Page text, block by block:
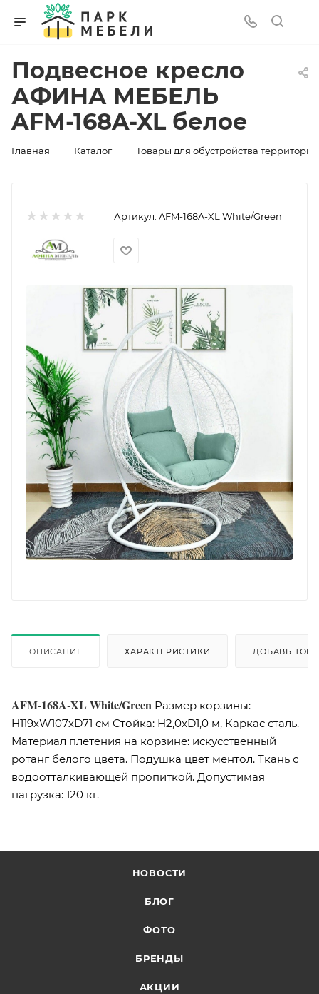
Подвесное кресло
АФИНА МЕБЕЛЬ
AFM-168A-XL белое
Главная — Каталог — Товары для обустройства территории
Артикул: AFM-168A-XL White/Green
ОПИСАНИЕ ХАРАКТЕРИСТИКИ ДОБАВЬ
AFM-168A-XL White/Green Размер корзины:
H119хW107хD71 см Стойка: H2,0xD1,0 м, Каркас сталь.
Материал плетения на корзине: искусственный
ротанг белого цвета. Подушка цвет ментол. Ткань с
водоотталкивающей пропиткой. Допустимая
нагрузка: 120 кг.
НОВОСТИ
БЛОГ
ФОТО
БРЕНДЫ
АКЦИИ